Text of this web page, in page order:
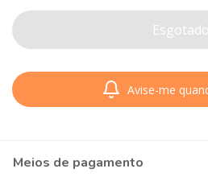
Avise-me
Meios de pagamento